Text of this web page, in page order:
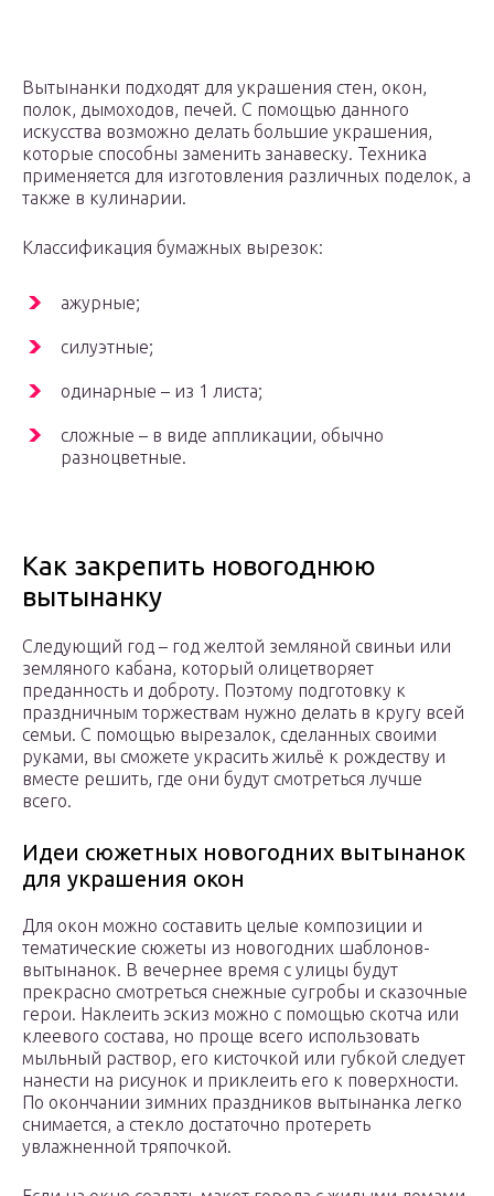
Вытынанки подходят для украшения стен, окон,
полок, дымоходов, печей. С помощью данного
искусства возможно делать большие украшения,
которые способны заменить занавеску. Техника
применяется для изготовления различных поделок, а
также в кулинарии.
Классификация бумажных вырезок:
ажурные;
силуэтные;
одинарные – из 1 листа;
сложные – в виде аппликации, обычно
разноцветные.
Как закрепить новогоднюю
вытынанку
Следующий год – год желтой земляной свиньи или
земляного кабана, который олицетворяет
преданность и доброту. Поэтому подготовку к
праздничным торжествам нужно делать в кругу всей
семьи. С помощью вырезалок, сделанных своими
руками, вы сможете украсить жильё к рождеству и
вместе решить, где они будут смотреться лучше
всего.
Идеи сюжетных новогодних вытынанок
для украшения окон
Для окон можно составить целые композиции и
тематические сюжеты из новогодних шаблонов-
вытынанок. В вечернее время с улицы будут
прекрасно смотреться снежные сугробы и сказочные
герои. Наклеить эскиз можно с помощью скотча или
клеевого состава, но проще всего использовать
мыльный раствор, его кисточкой или губкой следует
нанести на рисунок и приклеить его к поверхности.
По окончании зимних праздников вытынанка легко
снимается, а стекло достаточно протереть
увлажненной тряпочкой.